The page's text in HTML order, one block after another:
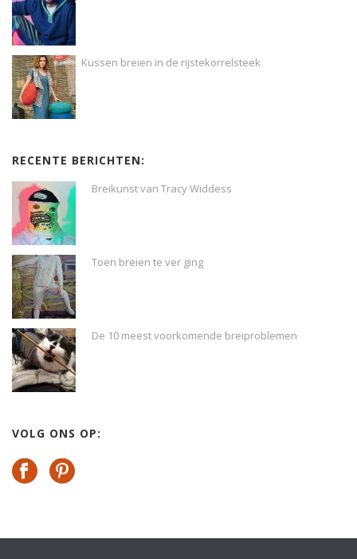
Kussen breien in de rijstekorrelsteek
RECENTE BERICHTEN:
Breikunst van Tracy Widdess
Toen breien te ver ging
De 10 meest voorkomende breiproblemen
VOLG ONS OP: